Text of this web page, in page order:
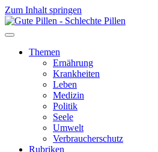
Zum Inhalt springen
Themen
Ernährung
Krankheiten
Leben
Medizin
Politik
Seele
Umwelt
Verbraucherschutz
Rubriken